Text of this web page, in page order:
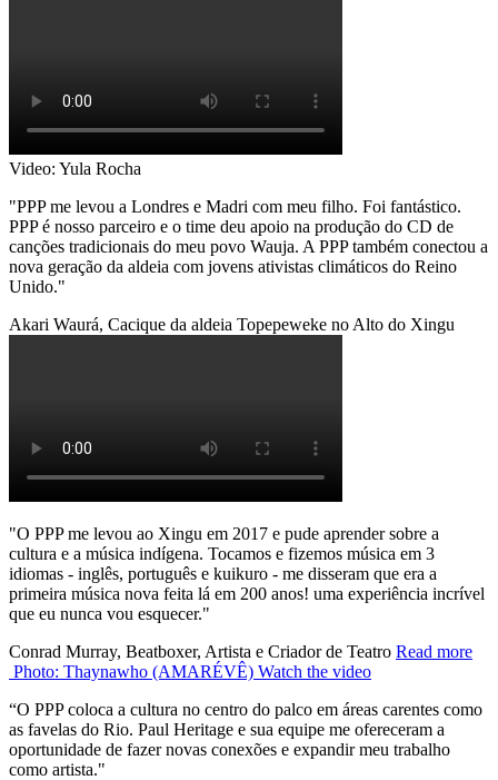
Video: Yula Rocha
"PPP me levou a Londres e Madri com meu filho. Foi fantástico.
PPP é nosso parceiro e o time deu apoio na produção do CD de
canções tradicionais do meu povo Wauja. A PPP também conectou a
nova geração da aldeia com jovens ativistas climáticos do Reino
Unido."
Akari Waurá, Cacique da aldeia Topepeweke no Alto do Xingu
"O PPP me levou ao Xingu em 2017 e pude aprender sobre a
cultura e a música indígena. Tocamos e fizemos música em 3
idiomas - inglês, português e kuikuro - me disseram que era a
primeira música nova feita lá em 200 anos! uma experiência incrível
que eu nunca vou esquecer."
Conrad Murray, Beatboxer, Artista e Criador de Teatro Read more
Photo: Thaynawho (AMARÉVÊ) Watch the video
“O PPP coloca a cultura no centro do palco em áreas carentes como
as favelas do Rio. Paul Heritage e sua equipe me ofereceram a
oportunidade de fazer novas conexões e expandir meu trabalho
como artista."